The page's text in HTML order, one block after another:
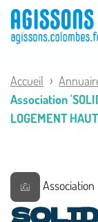
Accueil
Association
LOGEMENT
Association
Panneau de gestion